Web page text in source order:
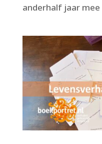
anderhalf jaar mee